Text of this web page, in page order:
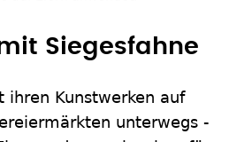
Siegesfahne
ihren Kunstwerken auf
unterwegs -